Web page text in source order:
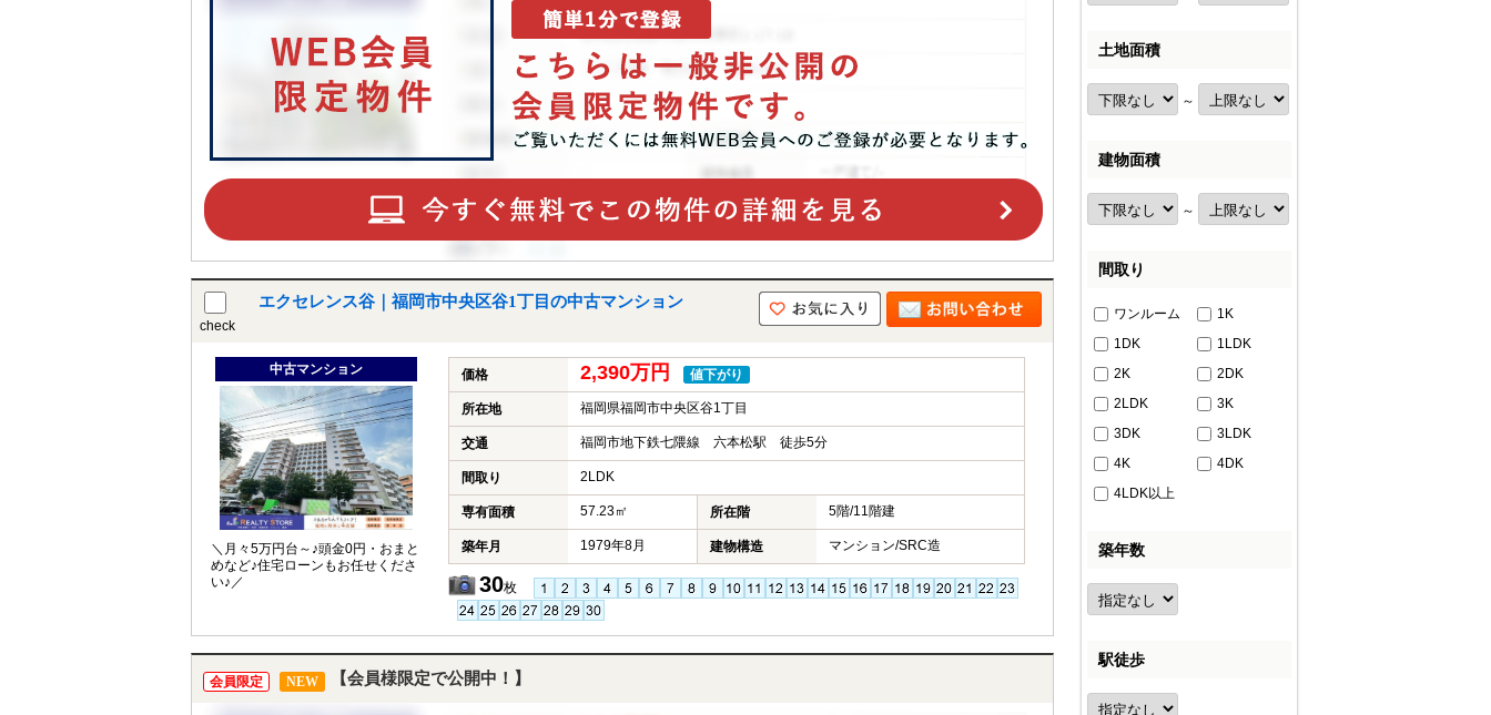
check
エクセレンス谷｜福岡市中央区谷1丁目の中古マンション
中古マンション
＼月々5万円台～♪頭金0円・おまと
めなど♪住宅ローンもお任せくださ
い♪／
価格 2,390万円 値下がり
所在地 福岡県福岡市中央区谷1丁目
交通 福岡市地下鉄七隈線 六本松駅 徒歩5分
間取り 2LDK
専有面積 57.23㎡ 所在階 5階/11階建
築年月 1979年8月 建物構造 マンション/SRC造
30枚
会員限定 NEW 【会員様限定で公開中！】
土地面積
～
建物面積
～
間取り
ワンルーム
1K
1DK
1LDK
2K
2DK
2LDK
3K
3DK
3LDK
4K
4DK
4LDK以上
築年数
駅徒歩